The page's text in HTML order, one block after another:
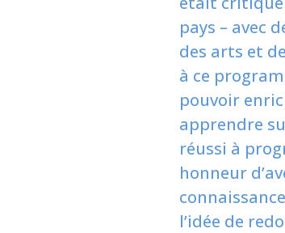
pays – avec
des arts et
à ce
pouvoir
apprendre
réussi à
honneur
l’idée de